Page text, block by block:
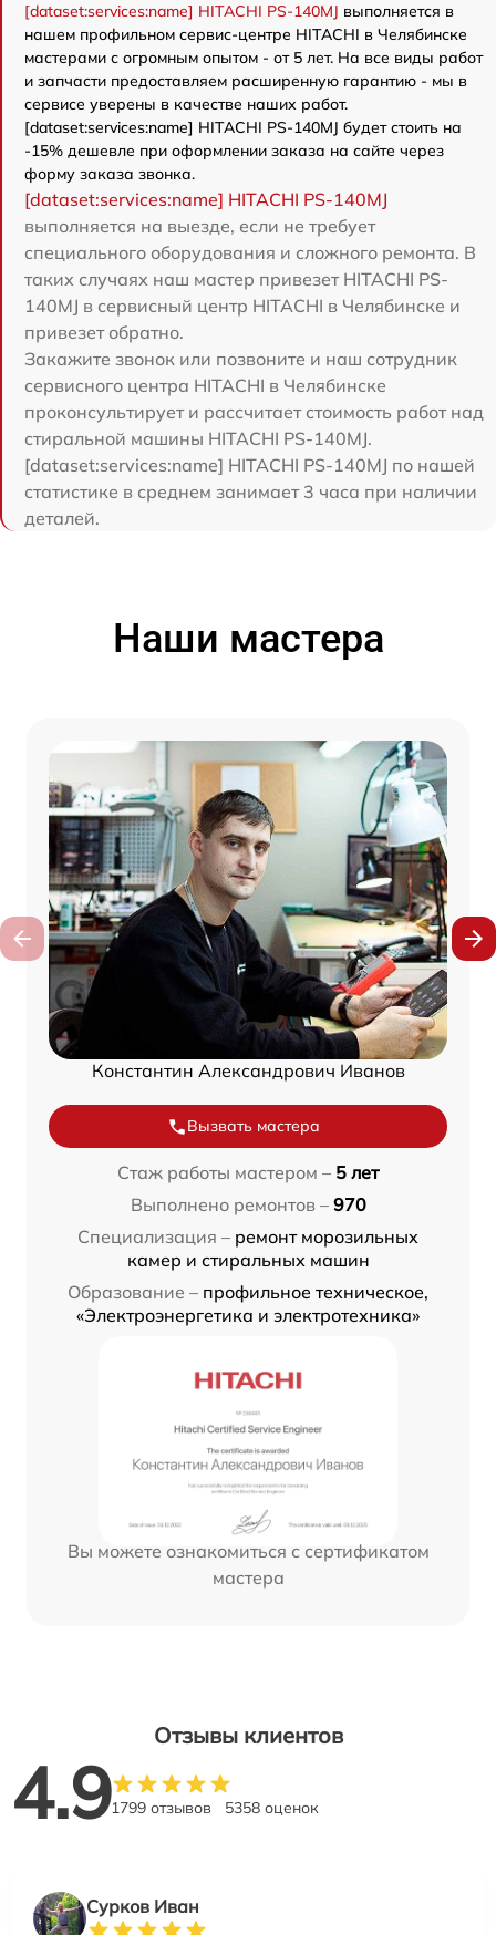
[dataset:services:name] HITACHI PS-140MJ выполняется в
нашем профильном сервис-центре HITACHI в Челябинске
мастерами с огромным опытом - от 5 лет. На все виды работ
и запчасти предоставляем расширенную гарантию - мы в
сервисе уверены в качестве наших работ.
[dataset:services:name] HITACHI PS-140MJ будет стоить на
-15% дешевле при оформлении заказа на сайте через
форму заказа звонка.
[dataset:services:name] HITACHI PS-140MJ
выполняется на выезде, если не требует
специального оборудования и сложного ремонта. В
таких случаях наш мастер привезет HITACHI PS-
140MJ в сервисный центр HITACHI в Челябинске и
привезет обратно.
Закажите звонок или позвоните и наш сотрудник
сервисного центра HITACHI в Челябинске
проконсультирует и рассчитает стоимость работ над
стиральной машины HITACHI PS-140MJ.
[dataset:services:name] HITACHI PS-140MJ по нашей
статистике в среднем занимает 3 часа при наличии
деталей.
Наши мастера
Константин Александрович Иванов
Вызвать мастера
Стаж работы мастером – 5 лет
Выполнено ремонтов – 970
Специализация – ремонт морозильных
камер и стиральных машин
Образование – профильное техническое,
«Электроэнергетика и электротехника»
Вы можете ознакомиться с сертификатом
мастера
Отзывы клиентов
4.91799 отзывов 5358 оценок
Сурков Иван